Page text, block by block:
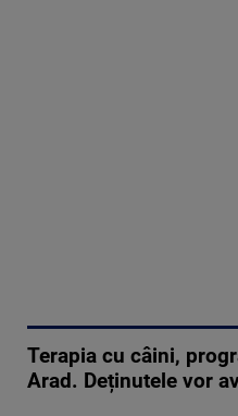
Terapia cu câini,
Arad. Deținutele vor